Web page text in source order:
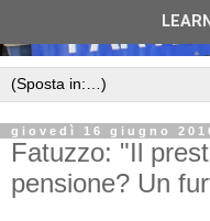
giovedì 16 giugno
Fatuzzo: "Il
pensione? Un